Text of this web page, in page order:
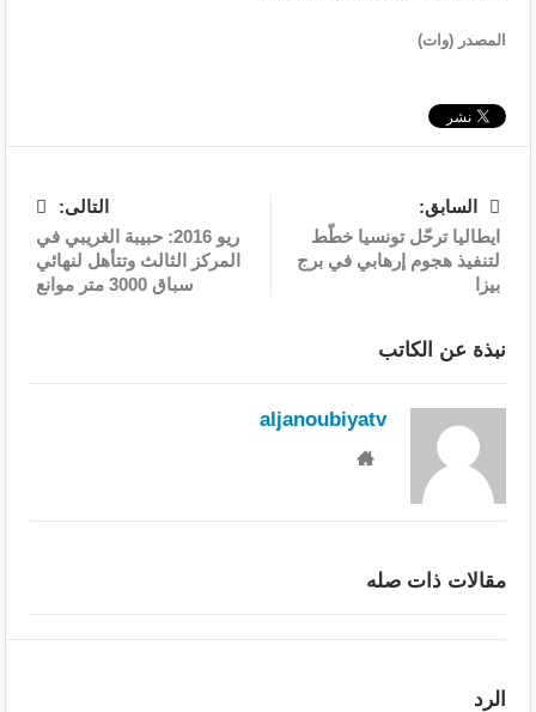
المصدر (وات)
السابق:
ايطاليا ترحّل تونسيا خطّط
لتنفيذ هجوم إرهابي في برج
بيزا
التالى:
ريو 2016: حبيبة الغريبي في
المركز الثالث وتتأهل لنهائي
سباق 3000 متر موانع
نبذة عن الكاتب
aljanoubiyatv
مقالات ذات صله
الرد